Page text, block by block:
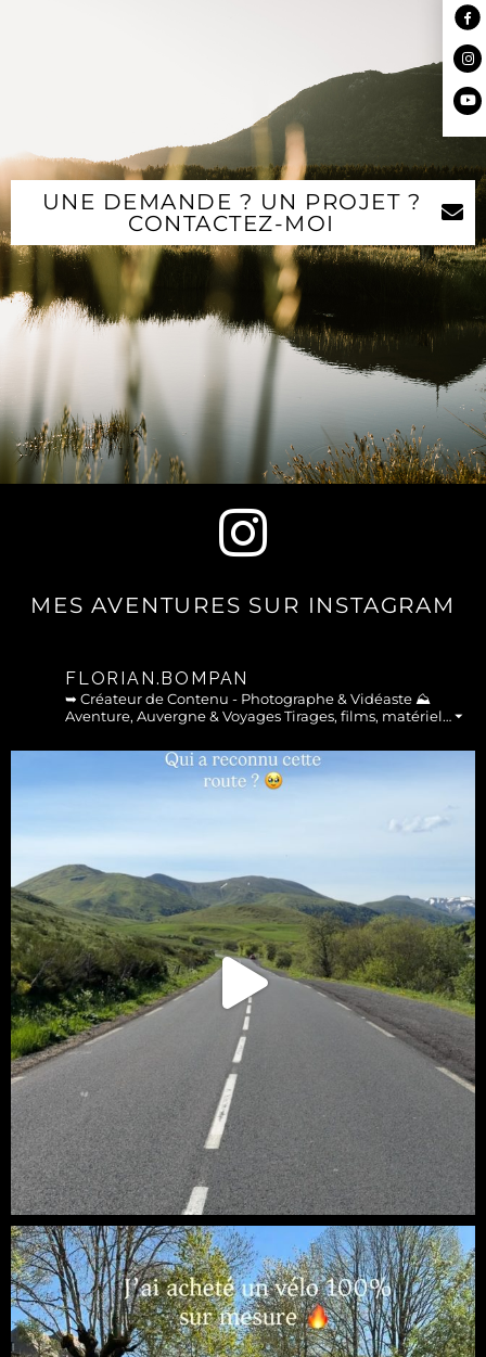
UNE DEMANDE ? UN PROJET ?
CONTACTEZ-MOI
MES AVENTURES SUR INSTAGRAM
FLORIAN.BOMPAN
➥ Créateur de Contenu - Photographe & Vidéaste⛰︎
Aventure, Auvergne & VoyagesTirages, films, matériel… ⏷